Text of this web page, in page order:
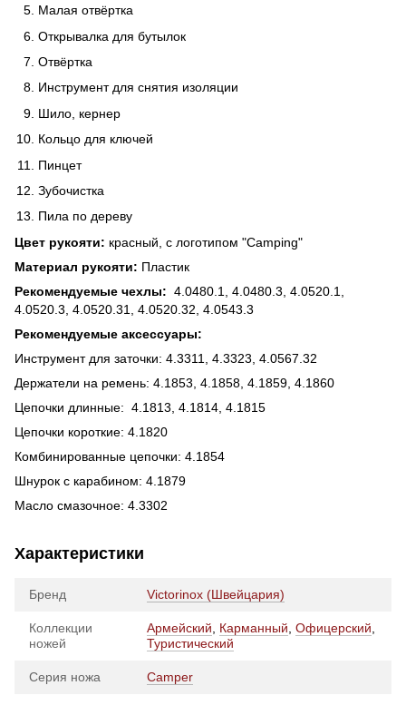
Малая отвёртка
Открывалка для бутылок
Отвёртка
Инструмент для снятия изоляции
Шило, кернер
Кольцо для ключей
Пинцет
Зубочистка
Пила по дереву
Цвет рукояти: красный, с логотипом "Camping"
Материал рукояти: Пластик
Рекомендуемые чехлы: 4.0480.1, 4.0480.3, 4.0520.1,
4.0520.3, 4.0520.31, 4.0520.32, 4.0543.3
Рекомендуемые аксессуары:
Инструмент для заточки: 4.3311, 4.3323, 4.0567.32
Держатели на ремень: 4.1853, 4.1858, 4.1859, 4.1860
Цепочки длинные: 4.1813, 4.1814, 4.1815
Цепочки короткие: 4.1820
Комбинированные цепочки: 4.1854
Шнурок с карабином: 4.1879
Масло смазочное: 4.3302
Характеристики
Бренд Victorinox (Швейцария)
Коллекции
ножей
Армейский Карманный Офицерский
Туристический
Серия ножа Camper